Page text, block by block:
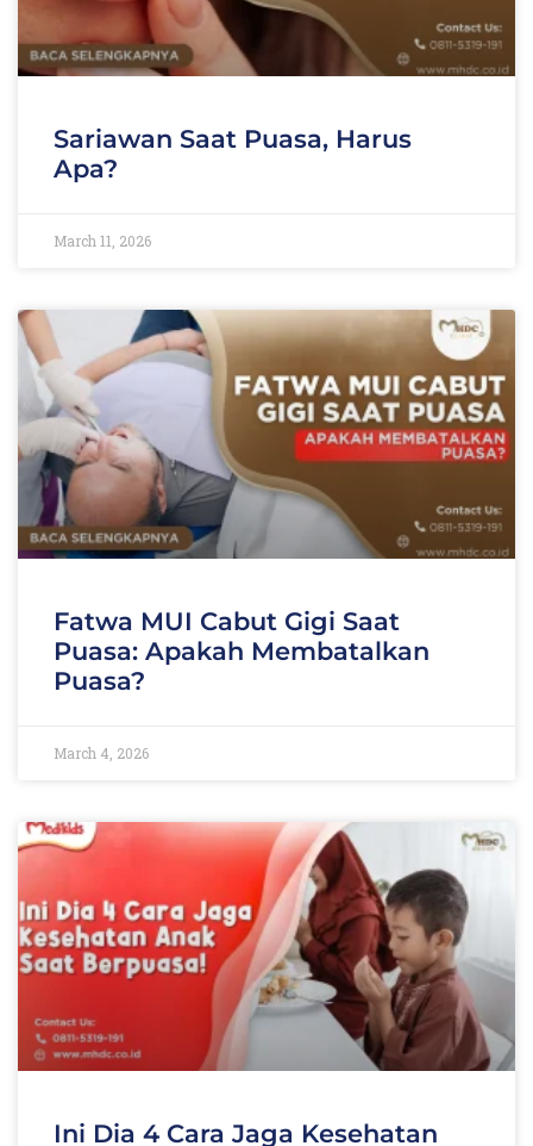
Sariawan Saat Puasa, Harus
Apa?
March 11, 2026
Fatwa MUI Cabut Gigi Saat
Puasa: Apakah Membatalkan
Puasa?
March 4, 2026
Ini Dia 4 Cara Jaga Kesehatan